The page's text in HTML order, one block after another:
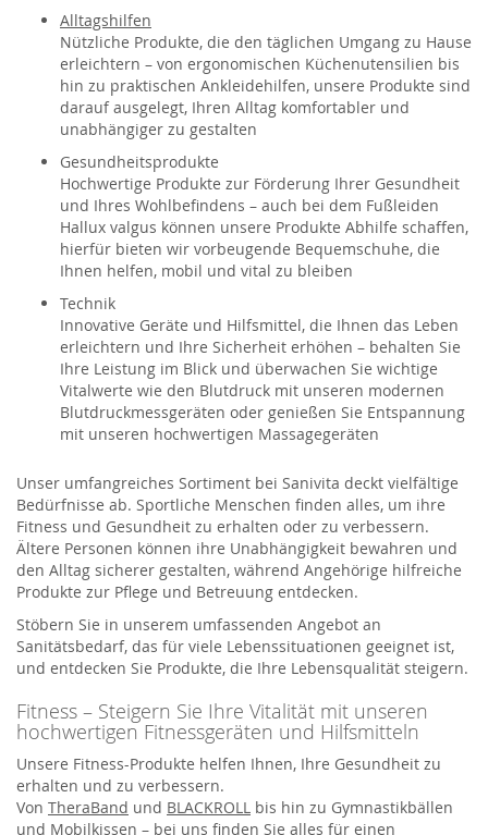
Alltagshilfen
Nützliche Produkte, die den täglichen Umgang zu Hause
erleichtern – von ergonomischen Küchenutensilien bis
hin zu praktischen Ankleidehilfen, unsere Produkte sind
darauf ausgelegt, Ihren Alltag komfortabler und
unabhängiger zu gestalten
Gesundheitsprodukte
Hochwertige Produkte zur Förderung Ihrer Gesundheit
und Ihres Wohlbefindens – auch bei dem Fußleiden
Hallux valgus können unsere Produkte Abhilfe schaffen,
hierfür bieten wir vorbeugende Bequemschuhe, die
Ihnen helfen, mobil und vital zu bleiben
Technik
Innovative Geräte und Hilfsmittel, die Ihnen das Leben
erleichtern und Ihre Sicherheit erhöhen – behalten Sie
Ihre Leistung im Blick und überwachen Sie wichtige
Vitalwerte wie den Blutdruck mit unseren modernen
Blutdruckmessgeräten oder genießen Sie Entspannung
mit unseren hochwertigen Massagegeräten
Unser umfangreiches Sortiment bei Sanivita deckt vielfältige
Bedürfnisse ab. Sportliche Menschen finden alles, um ihre
Fitness und Gesundheit zu erhalten oder zu verbessern.
Ältere Personen können ihre Unabhängigkeit bewahren und
den Alltag sicherer gestalten, während Angehörige hilfreiche
Produkte zur Pflege und Betreuung entdecken.
Stöbern Sie in unserem umfassenden Angebot an
Sanitätsbedarf, das für viele Lebenssituationen geeignet ist,
und entdecken Sie Produkte, die Ihre Lebensqualität steigern.
Fitness – Steigern Sie Ihre Vitalität mit unseren
hochwertigen Fitnessgeräten und Hilfsmitteln
Unsere Fitness-Produkte helfen Ihnen, Ihre Gesundheit zu
erhalten und zu verbessern.
Von TheraBand und BLACKROLL bis hin zu Gymnastikbällen
und Mobilkissen – bei uns finden Sie alles für einen